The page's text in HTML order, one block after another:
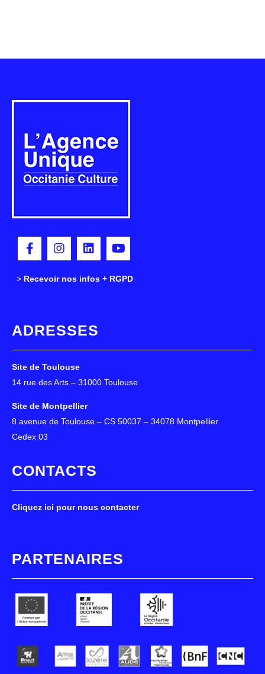
> Recevoir nos infos + RGPD
ADRESSES
Site de Toulouse
14 rue des Arts – 31000 Toulouse
Site de Montpellier
8 avenue de Toulouse – CS 50037 – 34078 Montpellier
Cedex 03
CONTACTS
Cliquez ici pour nous contacter
PARTENAIRES